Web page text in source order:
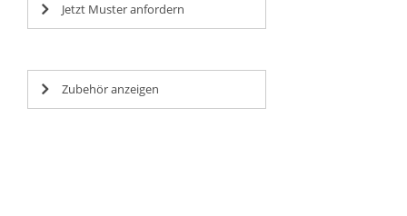
Jetzt Muster anfordern
Zubehör anzeigen